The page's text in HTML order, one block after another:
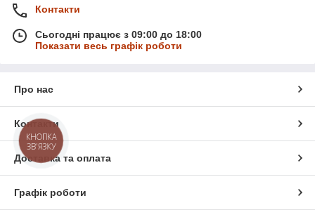
Контакти
Сьогодні працює з 09:00 до 18:00
Показати весь графік роботи
Про нас
Контакти
Доставка та оплата
Графік роботи
КНОПКА
ЗВ'ЯЗКУ